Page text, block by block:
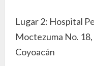
Lugar 2: Hospital
Moctezuma No.
Coyoacán